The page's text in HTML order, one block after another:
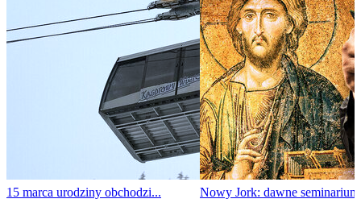
15 marca urodziny obchodzi...
Nowy Jork: dawne seminarium